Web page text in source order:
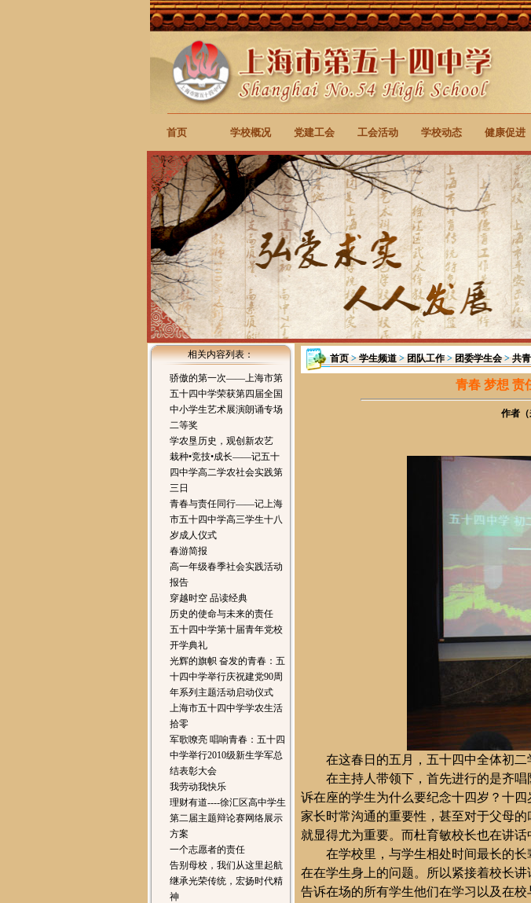
首页 学校概况 党建工会 工会活动 学校动态 健康促进
相关内容列表：
骄傲的第一次——上海市第
五十四中学荣获第四届全国
中小学生艺术展演朗诵专场
二等奖
学农垦历史，观创新农艺
栽种•竞技•成长——记五十
四中学高二学农社会实践第
三日
青春与责任同行——记上海
市五十四中学高三学生十八
岁成人仪式
春游简报
高一年级春季社会实践活动
报告
穿越时空 品读经典
历史的使命与未来的责任
五十四中学第十届青年党校
开学典礼
光辉的旗帜 奋发的青春：五
十四中学举行庆祝建党90周
年系列主题活动启动仪式
上海市五十四中学学农生活
拾零
军歌嘹亮 唱响青春：五十四
中学举行2010级新生学军总
结表彰大会
我劳动我快乐
理财有道----徐汇区高中学生
第二届主题辩论赛网络展示
方案
一个志愿者的责任
告别母校，我们从这里起航
继承光荣传统，宏扬时代精
神
首页>学生频道>团队工作>团委学生会>共
青春 梦想
作者
在这春日的五月，五十四中全体初二
在主持人带领下，首先进行的是齐
诉在座的学生为什么要纪念十四岁？十
家长时常沟通的重要性，甚至对于父母
就显得尤为重要。而杜育敏校长也在讲
在学校里，与学生相处时间最长的
在在学生身上的问题。所以紧接着校长讲
告诉在场的所有学生他们在学习以及在